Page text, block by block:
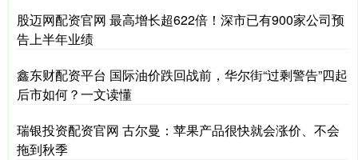
股迈网配资官网 最高增长超622倍！深市已有900家公司预
告上半年业绩
鑫东财配资平台 国际油价跌回战前，华尔街“过剩警告”四起
后市如何？一文读懂
瑞银投资配资官网 古尔曼：苹果产品很快就会涨价、不会
拖到秋季